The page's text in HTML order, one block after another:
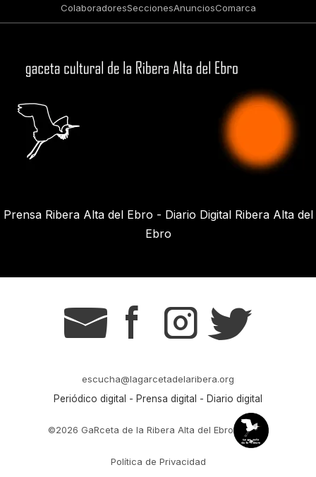
ColaboradoresSeccionesAnunciosComarca
Prensa Ribera Alta del Ebro - Diario Digital Ribera Alta del
Ebro
g s t r
escucha@lagarcetadelaribera.org
Periódico digital - Prensa digital - Diario digital
©2026 GaRceta de la Ribera Alta del Ebro
Política de Privacidad